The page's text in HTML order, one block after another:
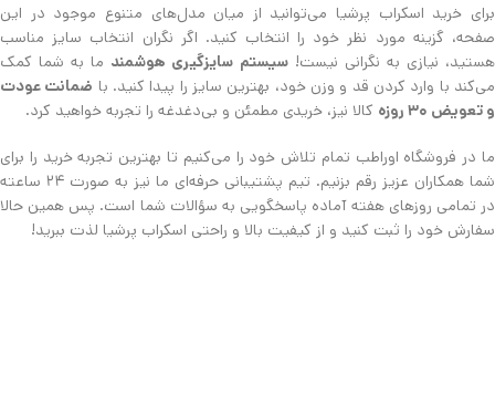
برای خرید اسکراب پرشیا می‌توانید از میان مدل‌های متنوع موجود در این
صفحه، گزینه مورد نظر خود را انتخاب کنید. اگر نگران انتخاب سایز مناسب
هستید، نیازی به نگرانی نیست!سیستم سایزگیری هوشمند ما به شما کمک
می‌کند با وارد کردن قد و وزن خود، بهترین سایز را پیدا کنید. با ضمانت عودت
و تعویض ۳۰ روزه کالا نیز، خریدی مطمئن و بی‌دغدغه را تجربه خواهید کرد.
ما در فروشگاه اوراطب تمام تلاش خود را می‌کنیم تا بهترین تجربه خرید را برای
شما همکاران عزیز رقم بزنیم. تیم پشتیبانی حرفه‌ای ما نیز به صورت ۲۴ ساعته
در تمامی روزهای هفته آماده پاسخگویی به سؤالات شما است. پس همین حالا
سفارش خود را ثبت کنید و از کیفیت بالا و راحتی اسکراب پرشیا لذت ببرید!